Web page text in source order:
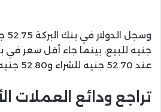
جنيه للبيع، بينما جاء أقل سعر في
عند 52.70 جنيه للشراء و52.80 جنيه للبيع.
تراجع ودائع العملات